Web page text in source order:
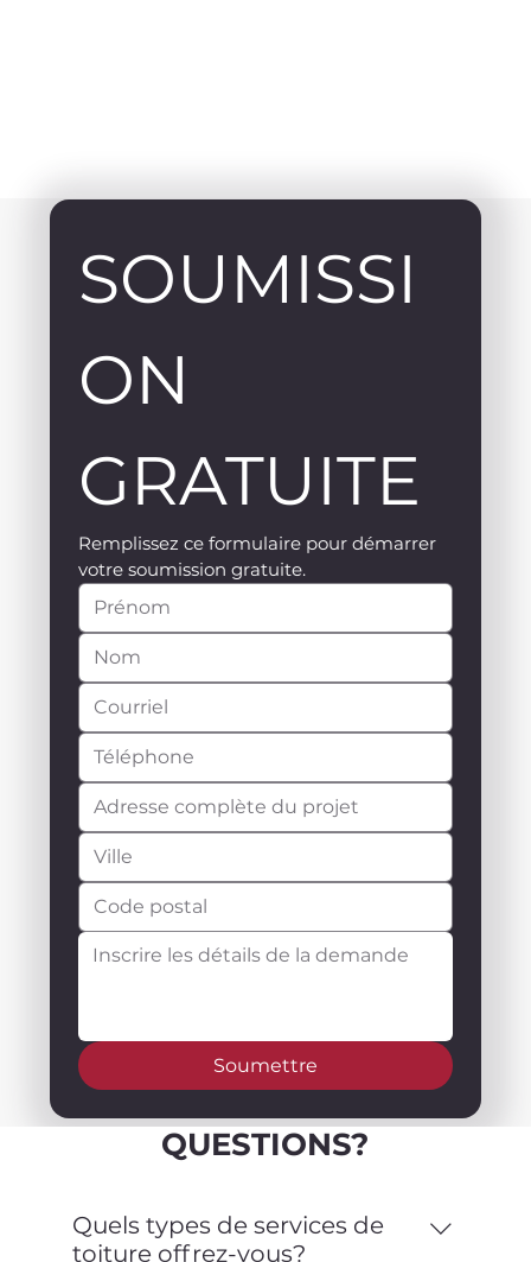
SOUMISSI
ON
GRATUITE
Remplissez ce formulaire pour démarrer
votre soumission gratuite.
Soumettre
QUESTIONS?
Quels types de services de
toiture offrez-vous?